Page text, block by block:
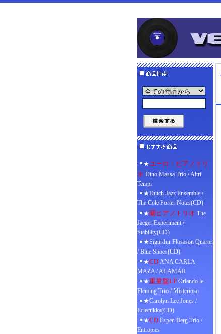
★ユーロ・ピアノトリ
オ Dino Massa Trio / Altri
Tempi
★Dutch Jazz Ensemble /
The Cole Porter Notes(CD)
★蘭ピアノトリオ The
Jaeger Experiment /
Stability(CD)
★Sigurdur Flosason Quartet
/ Blue Shoes(CD)
★CD ANA CARLA
MAZA / ALAMAR
★重量盤LP Orlando le
Fleming Trio / Misterioso
★Carolyn Lee Jones /
Eclectikka(CD)
★CD Espen Berg Trio /
Entropies